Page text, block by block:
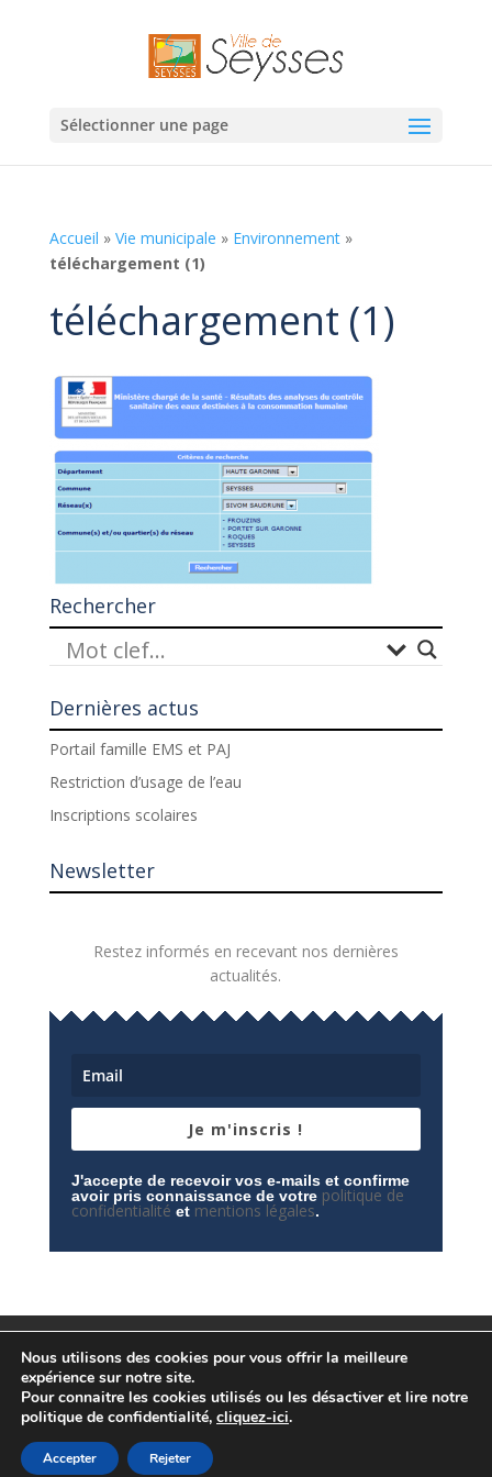
Sélectionner une page
Accueil » Vie municipale » Environnement»
téléchargement (1)
téléchargement (1)
Rechercher
Dernières actus
Portail famille EMS et PAJ
Restriction d’usage de l’eau
Inscriptions scolaires
Newsletter
Restez informés en recevant nos dernières
actualités.
Je m'inscris !
J'accepte de recevoir vos e-mails et confirme
avoir pris connaissance de votre politique de
confidentialité et mentions légales.
Espace privé
Politique de confidentialité
© Conception
Nous utilisons des cookies pour vous offrir la meilleure
expérience sur notre site.
Pour connaitre les cookies utilisés ou les désactiver et lire notre
politique de confidentialité, cliquez-ici.
Accepter Rejeter